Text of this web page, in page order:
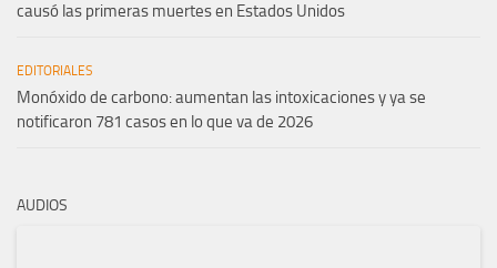
causó las primeras muertes en Estados Unidos
EDITORIALES
Monóxido de carbono: aumentan las intoxicaciones y ya se
notificaron 781 casos en lo que va de 2026
AUDIOS